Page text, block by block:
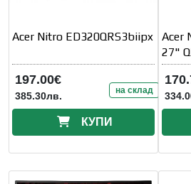
Acer Nitro ED320QRS3biipx
197.00€
385.30лв. на склад
КУПИ
Acer
27"